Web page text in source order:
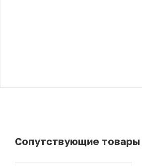
Сопутствующие товары